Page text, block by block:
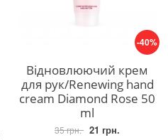
-40%
Відновлюючий крем
для рук/Renewing hand
cream Diamond Rose 50
ml
35 грн. 21 грн.